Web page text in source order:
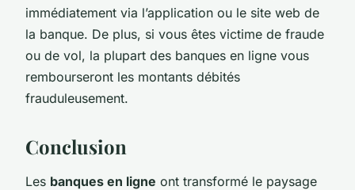
immédiatement via l’application ou le site web de
la banque. De plus, si vous êtes victime de fraude
ou de vol, la plupart des banques en ligne vous
rembourseront les montants débités
frauduleusement.
Conclusion
Les banques en ligne ont transformé le paysage